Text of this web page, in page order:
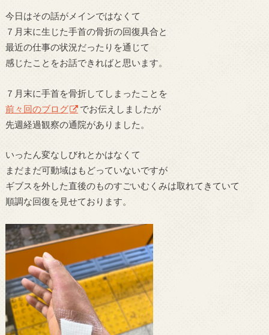
今日はその話がメインではなくて
７月末に生じた手首の骨折の回復具合と
最近の仕事の状況だったりを通じて
感じたことをお話できればと思います。
７月末に手首を骨折してしまったことを
前々回のブログ
でお伝えしましたが
先週経過観察の通院がありました。
いったん変なしびれとかはなくて
まだまだ可動域はもどっていないですが
ギブスを外した直後のものすごいむくみは取れてきていて
順調な回復を見せております。